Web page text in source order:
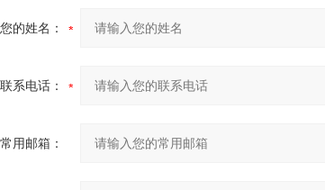
您的姓名：
联系电话：
常用邮箱：